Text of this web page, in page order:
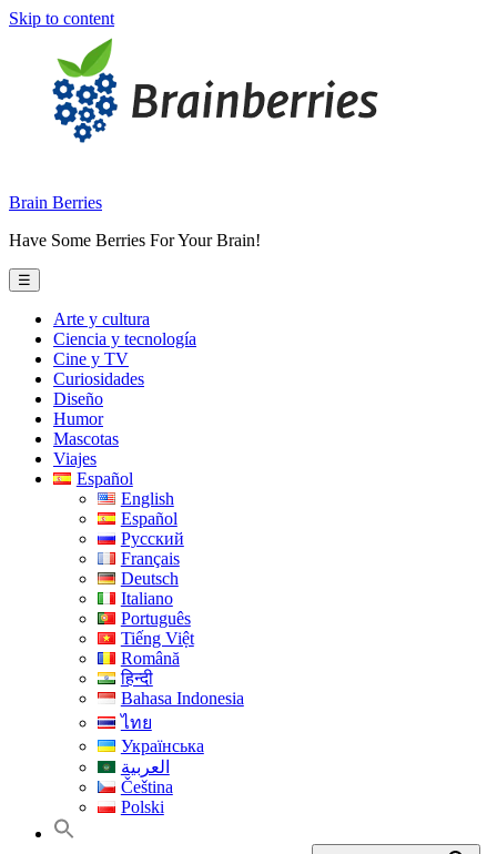
Skip to content
Brain Berries
Have Some Berries For Your Brain!
☰
Arte y cultura
Ciencia y tecnología
Cine y TV
Curiosidades
Diseño
Humor
Mascotas
Viajes
Español
English
Español
Русский
Français
Deutsch
Italiano
Português
Tiếng Việt
Română
हिन्दी
Bahasa Indonesia
ไทย
Українська
العربية
Čeština
Polski